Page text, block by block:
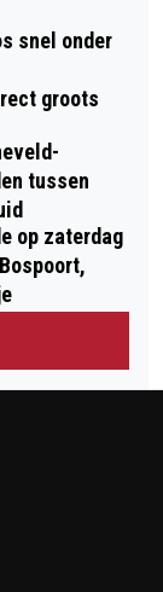
snel onder
groots
tussen
op zaterdag